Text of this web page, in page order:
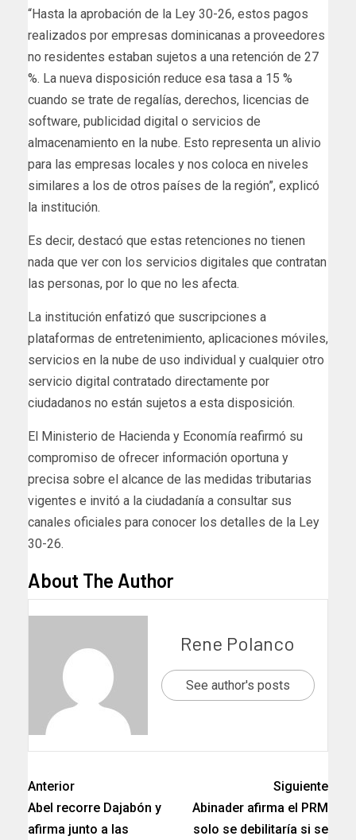
“Hasta la aprobación de la Ley 30-26, estos pagos
realizados por empresas dominicanas a proveedores
no residentes estaban sujetos a una retención de 27
%. La nueva disposición reduce esa tasa a 15 %
cuando se trate de regalías, derechos, licencias de
software, publicidad digital o servicios de
almacenamiento en la nube. Esto representa un alivio
para las empresas locales y nos coloca en niveles
similares a los de otros países de la región”, explicó
la institución.
Es decir, destacó que estas retenciones no tienen
nada que ver con los servicios digitales que contratan
las personas, por lo que no les afecta.
La institución enfatizó que suscripciones a
plataformas de entretenimiento, aplicaciones móviles,
servicios en la nube de uso individual y cualquier otro
servicio digital contratado directamente por
ciudadanos no están sujetos a esta disposición.
El Ministerio de Hacienda y Economía reafirmó su
compromiso de ofrecer información oportuna y
precisa sobre el alcance de las medidas tributarias
vigentes e invitó a la ciudadanía a consultar sus
canales oficiales para conocer los detalles de la Ley
30-26.
About The Author
Rene Polanco
See author's posts
Anterior
Abel recorre Dajabón y
afirma junto a las
Siguiente
Abinader afirma el PRM
solo se debilitaría si se